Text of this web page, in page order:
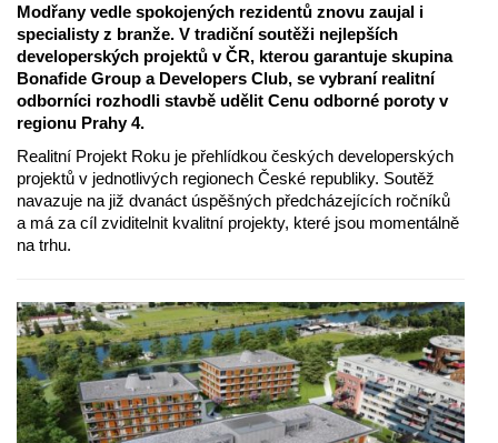
Modřany vedle spokojených rezidentů znovu zaujal i
specialisty z branže. V tradiční soutěži nejlepších
developerských projektů v ČR, kterou garantuje skupina
Bonafide Group a Developers Club, se vybraní realitní
odborníci rozhodli stavbě udělit Cenu odborné poroty v
regionu Prahy 4.
Realitní Projekt Roku je přehlídkou českých developerských
projektů v jednotlivých regionech České republiky. Soutěž
navazuje na již dvanáct úspěšných předcházejících ročníků
a má za cíl zviditelnit kvalitní projekty, které jsou momentálně
na trhu.